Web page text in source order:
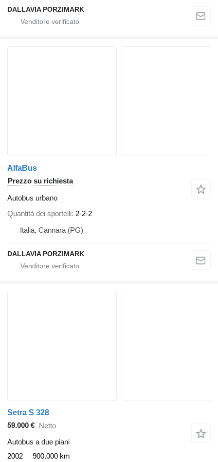
DALLAVIA PORZIMARK
AlfaBus
Prezzo su richiesta
Autobus urbano
Quantità dei sportelli 2-2-2
Italia, Cannara (PG)
DALLAVIA PORZIMARK
Setra S 328
59.000 € Netto
Autobus a due piani
2002
900.000 km